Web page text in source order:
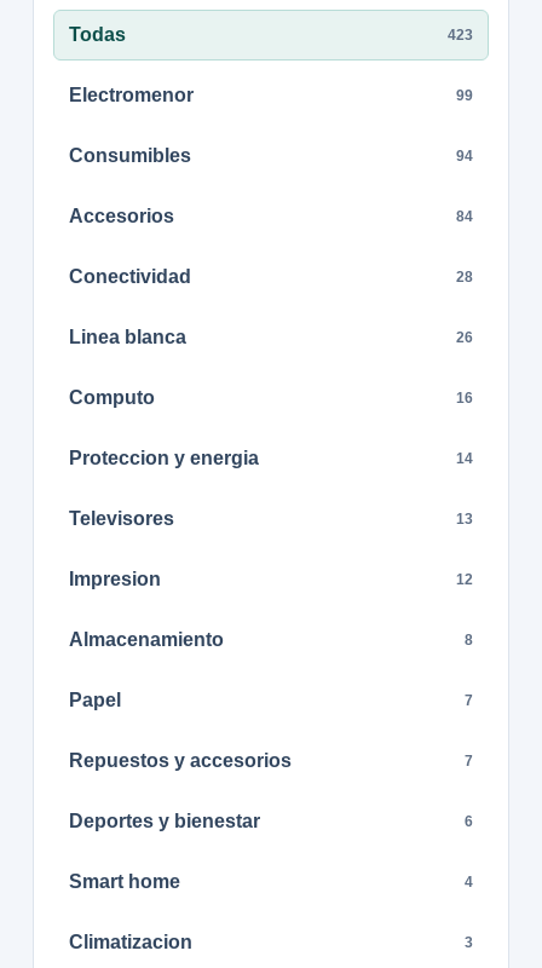
Todas 423
Electromenor 99
Consumibles 94
Accesorios 84
Conectividad 28
Linea blanca 26
Computo 16
Proteccion y energia 14
Televisores 13
Impresion 12
Almacenamiento 8
Papel 7
Repuestos y accesorios 7
Deportes y bienestar 6
Smart home 4
Climatizacion 3